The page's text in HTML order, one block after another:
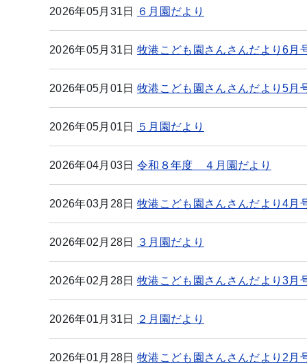
2026年05月31日 ６月園だより
2026年05月31日 牧港こども園さんさんだより6月
2026年05月01日 牧港こども園さんさんだより5月
2026年05月01日 ５月園だより
2026年04月03日 令和８年度 ４月園だより
2026年03月28日 牧港こども園さんさんだより4月
2026年02月28日 ３月園だより
2026年02月28日 牧港こども園さんさんだより3月
2026年01月31日 ２月園だより
2026年01月28日 牧港こども園さんさんだより2月